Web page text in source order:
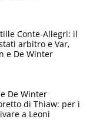
Conte-Allegri: il
arbitro e Var,
e De Winter
De Winter
di Thiaw: per i
a Leoni